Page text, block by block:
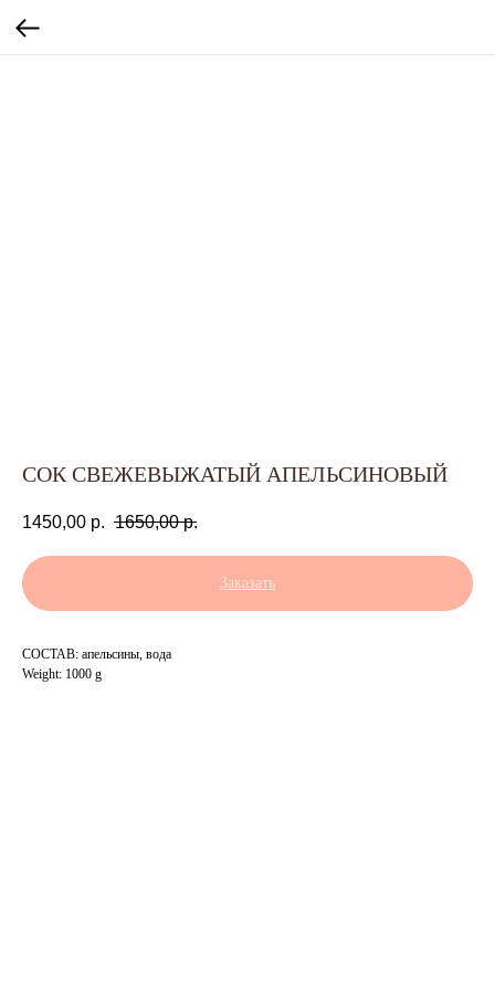
СОК СВЕЖЕВЫЖАТЫЙ АПЕЛЬСИНОВЫЙ
1450,00 р. 1650,00 р.
Заказать
СОСТАВ: апельсины, вода
Weight: 1000 g